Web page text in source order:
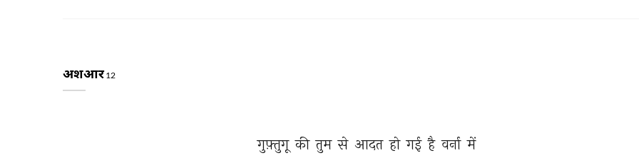
अशआर12
गुफ़्तुगू की तुम से आदत हो गई है वर्ना में